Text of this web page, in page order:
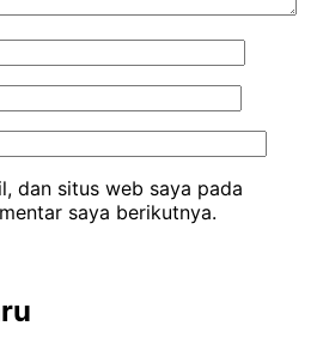
dan situs web saya pada
saya berikutnya.